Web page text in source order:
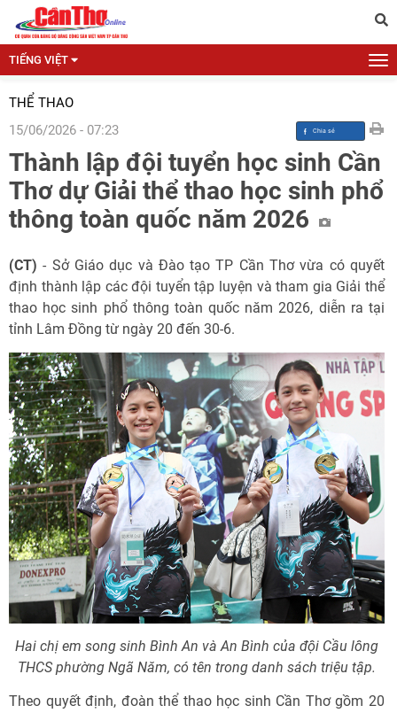
TIẾNG VIỆT
THỂ THAO
15/06/2026 - 07:23
Thành lập đội tuyển học sinh Cần
Thơ dự Giải thể thao học sinh phổ
thông toàn quốc năm 2026
(CT)- Sở Giáo dục và Đào tạo TP Cần Thơ vừa có quyết
định thành lập các đội tuyển tập luyện và tham gia Giải thể
thao học sinh phổ thông toàn quốc năm 2026, diễn ra tại
tỉnh Lâm Đồng từ ngày 20 đến 30-6.
Hai chị em song sinh Bình An và An Bình của đội Cầu lông
THCS phường Ngã Năm, có tên trong danh sách triệu tập.
Theo quyết định, đoàn thể thao học sinh Cần Thơ gồm 20